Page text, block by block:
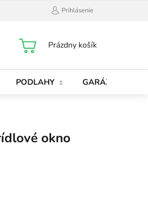
Prihlásenie
NÁKUPNÝ
Prázdny košík
PODLAHY GARÁŽOVÉ
okno